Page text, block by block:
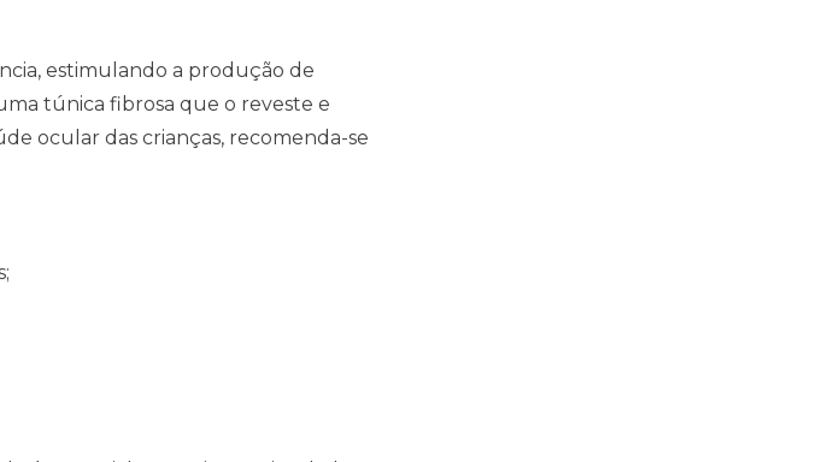
estimulando a produção de
túnica fibrosa que o reveste e
ocular das crianças, recomenda-se